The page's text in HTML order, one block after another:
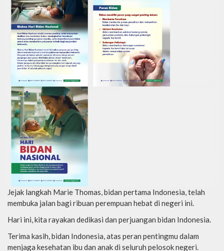
Jejak langkah Marie Thomas, bidan pertama Indonesia, telah
membuka jalan bagi ribuan perempuan hebat di negeri ini.
Hari ini, kita rayakan dedikasi dan perjuangan bidan Indonesia.
Terima kasih, bidan Indonesia, atas peran pentingmu dalam
menjaga kesehatan ibu dan anak di seluruh pelosok negeri.